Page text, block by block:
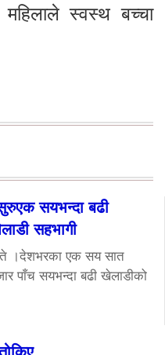
स्वस्थ बच्चा
सयभन्दा बढी
सहभागी
।देशभरका एक सय सात
पाँच सयभन्दा बढी खेलाडीको